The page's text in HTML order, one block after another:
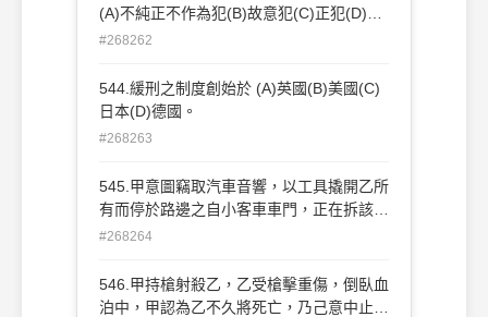
(A)不純正不作為犯(B)故意犯(C)正犯(D)未
遂犯。
#268262
544.緩刑之制度創始於 (A)英國(B)美國(C)
日本(D)德國。
#268263
545.甲意圖竊取汽車音響，以工具撬開乙所
有而停於路邊之自小客車車門，正在拆該車
音響之際，被返回現場之乙發現，兩人在當
力反抗，甲順利帶著該車音響而逃離現場。
請問：依實務見解，甲之行為應如何論處？
#268264
546.甲持槍射殺乙，乙受槍擊重傷，倒臥血
泊中，甲認為乙不久將死亡，乃己意中止繼